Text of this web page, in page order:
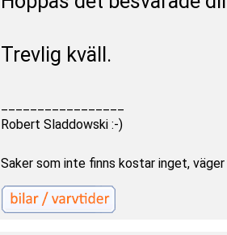
Trevlig kväll.
Robert Sladdowski :-)
Saker som inte finns kostar inget,